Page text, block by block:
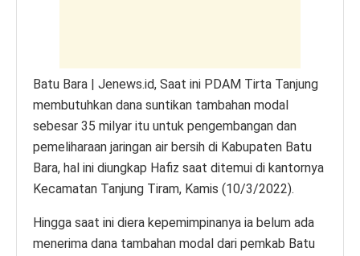
Batu Bara | Jenews.id, Saat ini PDAM Tirta Tanjung
membutuhkan dana suntikan tambahan modal
sebesar 35 milyar itu untuk pengembangan dan
pemeliharaan jaringan air bersih di Kabupaten Batu
Bara, hal ini diungkap Hafiz saat ditemui di kantornya
Kecamatan Tanjung Tiram, Kamis (10/3/2022).
Hingga saat ini diera kepemimpinanya ia belum ada
menerima dana tambahan modal dari pemkab Batu